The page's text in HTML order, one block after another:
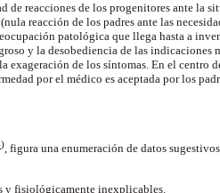
de reacciones de los progenitores ante la
reacción de los padres ante las
patológica que llega hasta a
y la desobediencia de las indicaciones
de los síntomas. En el centro
por el médico es aceptada por los
), figura una enumeración de datos
y fisiológicamente inexplicables.